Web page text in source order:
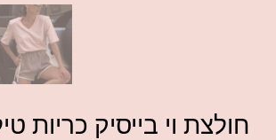
חולצת וי בייסיק כריות